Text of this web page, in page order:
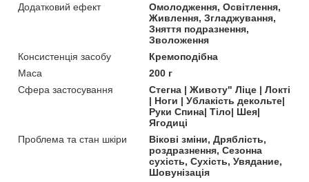
Додатковий ефект
Омолодження, Освітлення,
Живлення, Згладжування,
Зняття подразнення,
Зволоження
Консистенція засобу
Кремоподібна
Маса
200 г
Сфера застосування
Стегна | Животу" Ліце | Локті
| Ноги | Ублакість декольте|
Руки Cпина| Тіло| Шея|
Ягодиці
Проблема та стан шкіри
Вікові зміни, Дряблість,
роздразнення, Сезонна
сухість, Сухість, Увядание,
Шовунізація